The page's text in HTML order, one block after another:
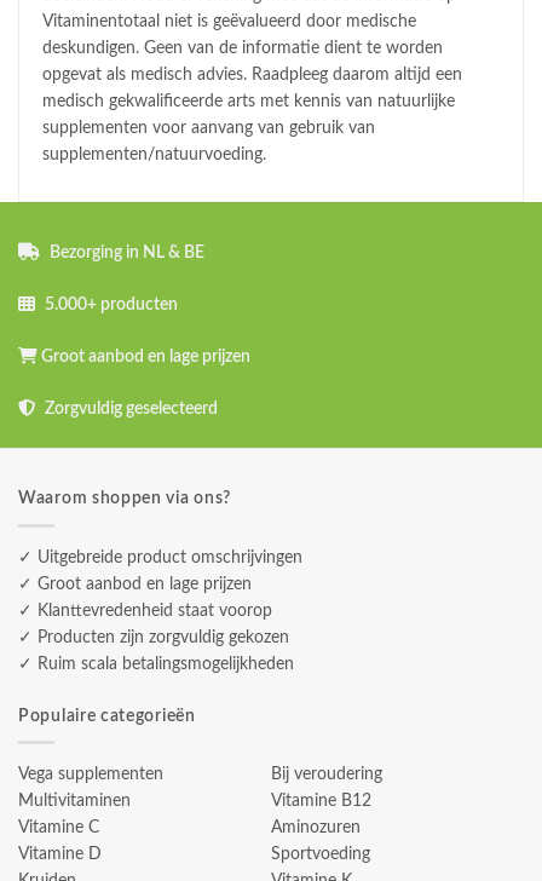
Vitaminentotaal niet is geëvalueerd door medische
deskundigen. Geen van de informatie dient te worden
opgevat als medisch advies. Raadpleeg daarom altijd een
medisch gekwalificeerde arts met kennis van natuurlijke
supplementen voor aanvang van gebruik van
supplementen/natuurvoeding.
Bezorging in NL & BE
5.000+ producten
Groot aanbod en lage prijzen
Zorgvuldig geselecteerd
Waarom shoppen via ons?
✓ Uitgebreide product omschrijvingen
✓ Groot aanbod en lage prijzen
✓ Klanttevredenheid staat voorop
✓ Producten zijn zorgvuldig gekozen
✓ Ruim scala betalingsmogelijkheden
Populaire categorieën
Vega supplementen
Multivitaminen
Vitamine C
Vitamine D
Bij veroudering
Vitamine B12
Aminozuren
Sportvoeding